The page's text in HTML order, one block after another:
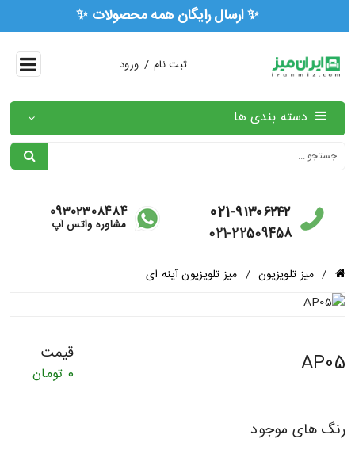
✨ ارسال رایگان همه محصولات ✨
ثبت نام / ورود
دسته بندی ها
021-۹۱۳۰۶۲۴۲
021-22509458
09302308484
مشاوره واتس آپ
میز تلویزیون میز تلویزیون آینه ای
AP05 قیمت
تومان
رنگ های موجود